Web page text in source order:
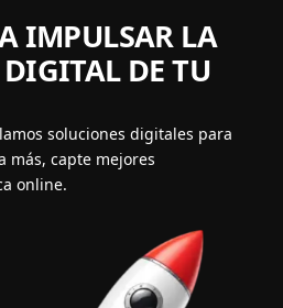
IMPULSAR LA
DE TU
soluciones digitales para
más, capte mejores
online.